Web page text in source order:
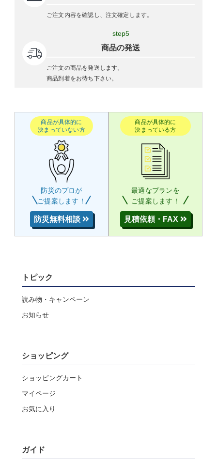
ご注文内容を確認し、注文確定します。
step5
商品の発送
ご注文の商品を発送します。
商品到着をお待ち下さい。
商品が具体的に
決まっていない方
防災のプロが
ご提案します！
防災無料相談
商品が具体的に
決まっている方
最適なプランを
ご提案します！
見積依頼・FAX
トピック
読み物・キャンペーン
お知らせ
ショッピング
ショッピングカート
マイページ
お気に入り
ガイド